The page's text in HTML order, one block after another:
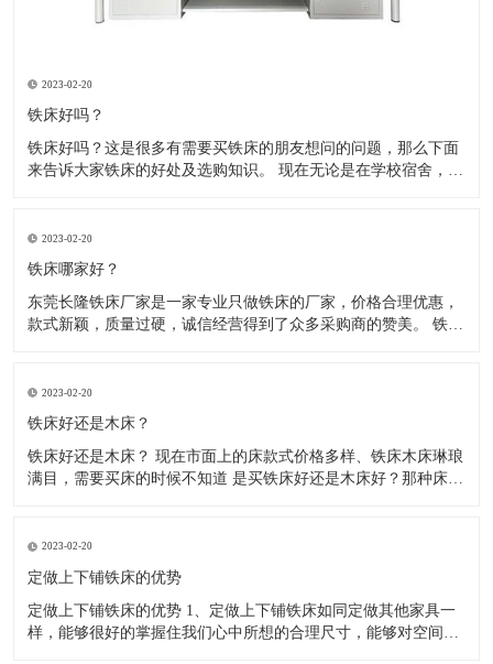
2023-02-20
铁床好吗？
铁床好吗？这是很多有需要买铁床的朋友想问的问题，那么下面
来告诉大家铁床的好处及选购知识。 现在无论是在学校宿舍，工
命长，价格相对也比较实惠。木床不防腐、容易松动、长虫、摇
晃。 现
2023-02-20
铁床哪家好？
东莞长隆铁床厂家是一家专业只做铁床的厂家，价格合理优惠，
款式新颖，质量过硬，诚信经营得到了众多采购商的赞美。 铁床
料全部采用加厚材料，可承重500kg，稳固不摇晃，高温高烤漆
2023-02-20
铁床好还是木床？
铁床好还是木床？ 现在市面上的床款式价格多样、铁床木床琳琅
满目，需要买床的时候不知道 是买铁床好还是木床好？那种床结
怕水，现在的木床基本都是锯末板含甲醛对人体是有害的，遇到
返潮
2023-02-20
定做上下铺铁床的优势
定做上下铺铁床的优势 1、定做上下铺铁床如同定做其他家具一
样，能够很好的掌握住我们心中所想的合理尺寸，能够对空间的